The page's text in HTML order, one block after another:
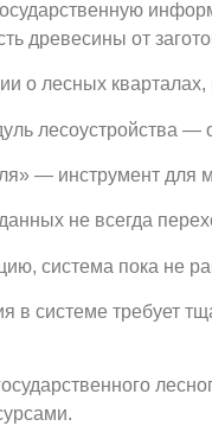
древесины от
о лесных
лесоустройства
— инструмент для
не всегда
система пока не
системе требует